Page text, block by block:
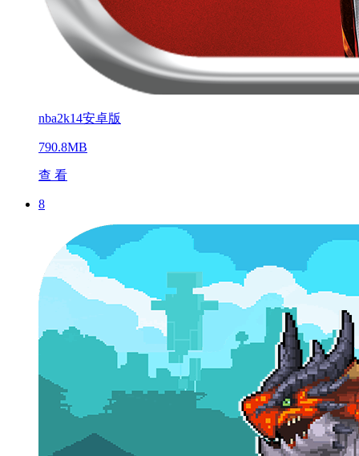
nba2k14安卓版
790.8MB
查 看
8